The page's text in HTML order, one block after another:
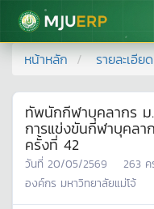
มหาวิทยาลัยแม่โจ้
หน้าหลัก รายละเอียด
ทัพนักกีฬาบุคลากร ม
การแข่งขันกีฬาบุคลา
ครั้งที่ 42
วันที่ 20/05/2569 263
องค์กร มหาวิทยาลัยแม่โจ้